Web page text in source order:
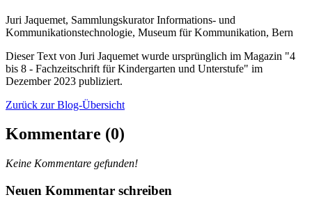
Juri Jaquemet, Sammlungskurator Informations- und
Kommunikationstechnologie, Museum für Kommunikation, Bern
Dieser Text von Juri Jaquemet wurde ursprünglich im Magazin "4
bis 8 - Fachzeitschrift für Kindergarten und Unterstufe" im
Dezember 2023 publiziert.
Zurück zur Blog-Übersicht
Kommentare (0)
Keine Kommentare gefunden!
Neuen Kommentar schreiben